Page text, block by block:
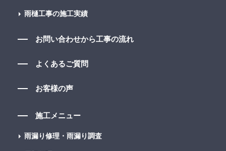
雨樋工事の施工実績
お問い合わせから工事の流れ
よくあるご質問
お客様の声
施工メニュー
雨漏り修理・雨漏り調査